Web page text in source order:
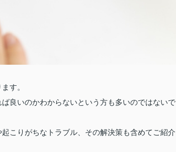
す。
良いのかわからないという方も多いのではないで
こりがちなトラブル、その解決策も含めてご紹介